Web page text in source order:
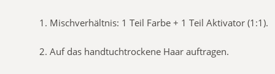
1. Mischverhältnis: 1 Teil Farbe + 1 Teil Aktivator (1:1).
2. Auf das handtuchtrockene Haar auftragen.